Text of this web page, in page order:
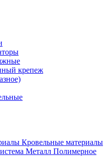
крепеж
Кровельные материалы
Металл Полимерное